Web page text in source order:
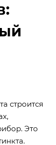
строится
Это